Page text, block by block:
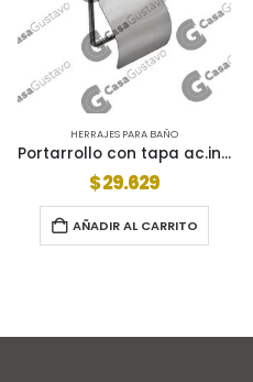
HERRAJES PARA BAÑO
Estante doble cromado 05-812
$35.266
AÑADIR AL CARRITO